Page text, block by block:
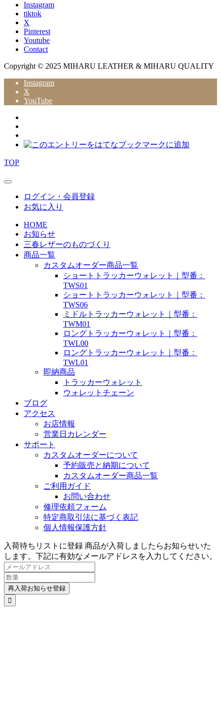
Instagram
tiktok
X
Pinterest
Youtube
Contact
Copyright © 2025 MIHARU LEATHER & MIHARU QUALITY
Instagram
X
YouTube
TOP
ログイン・会員登録
お気に入り
HOME
お知らせ
三春レザーのものづくり
商品一覧
カスタムオーダー商品一覧
ショートトラッカーウォレット｜型番：
TWS01
ショートトラッカーウォレット｜型番：
TWS06
ミドルトラッカーウォレット｜型番：
TWM01
ロングトラッカーウォレット｜型番：
TWL00
ロングトラッカーウォレット｜型番：
TWL01
即納商品
トラッカーウォレット
ウォレットチェーン
ブログ
アクセス
お店情報
営業日カレンダー
サポート
カスタムオーダーについて
予約販売と納期について
カスタムオーダー商品一覧
ご利用ガイド
お問い合わせ
修理依頼フォーム
特定商取引法に基づく表記
個人情報保護方針
入荷待ちリストに登録 商品が入荷しましたらお知らせいた
します。下記に有効なメールアドレスを入力してください。
再入荷お知らせ登録
